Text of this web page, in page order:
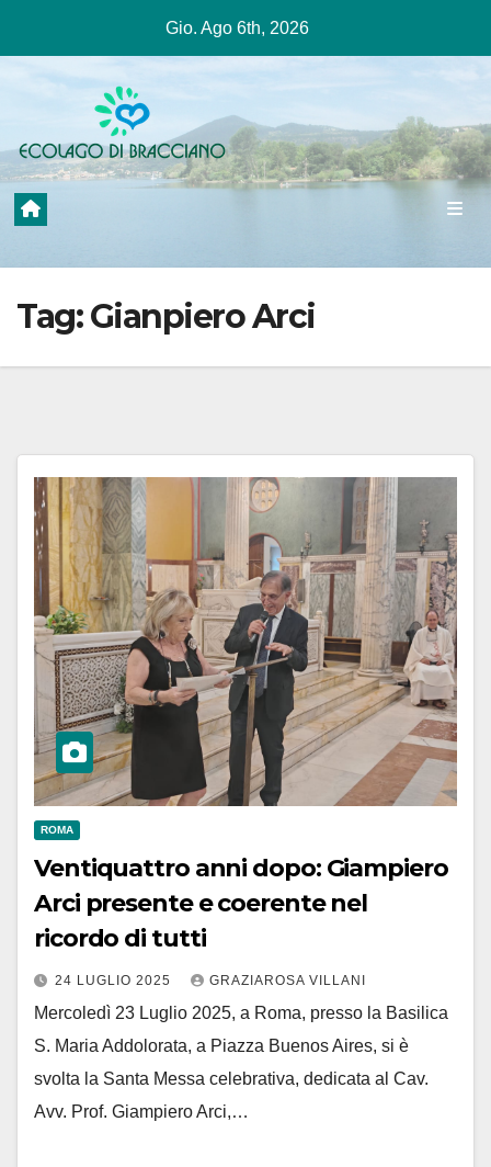
contenuto
Gio. Ago 6th, 2026
Tag:Gianpiero Arci
ROMA
Ventiquattro anni dopo: Giampiero
Arci presente e coerente nel
ricordo di tutti
24 LUGLIO 2025 GRAZIAROSA VILLANI
Mercoledì 23 Luglio 2025, a Roma, presso la Basilica
S. Maria Addolorata, a Piazza Buenos Aires, si è
svolta la Santa Messa celebrativa, dedicata al Cav.
Avv. Prof. Giampiero Arci,…